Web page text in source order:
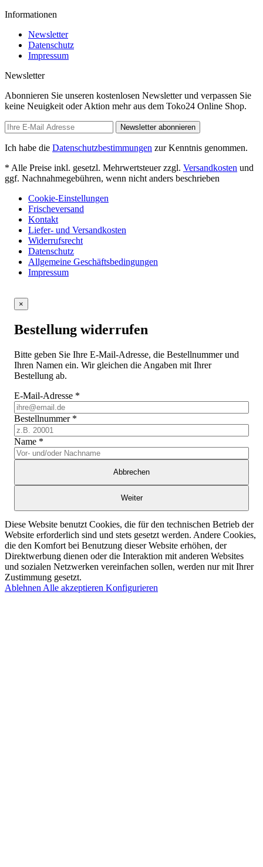
Informationen
Newsletter
Datenschutz
Impressum
Newsletter
Abonnieren Sie unseren kostenlosen Newsletter und verpassen Sie
keine Neuigkeit oder Aktion mehr aus dem Toko24 Online Shop.
Newsletter abonnieren
Ich habe die Datenschutzbestimmungen zur Kenntnis genommen.
* Alle Preise inkl. gesetzl. Mehrwertsteuer zzgl. Versandkosten und
ggf. Nachnahmegebühren, wenn nicht anders beschrieben
Cookie-Einstellungen
Frischeversand
Kontakt
Liefer- und Versandkosten
Widerrufsrecht
Datenschutz
Allgemeine Geschäftsbedingungen
Impressum
×
Bestellung widerrufen
Bitte geben Sie Ihre E-Mail-Adresse, die Bestellnummer und
Ihren Namen ein. Wir gleichen die Angaben mit Ihrer
Bestellung ab.
E-Mail-Adresse *
Bestellnummer *
Name *
Abbrechen
Weiter
Diese Website benutzt Cookies, die für den technischen Betrieb der
Website erforderlich sind und stets gesetzt werden. Andere Cookies,
die den Komfort bei Benutzung dieser Website erhöhen, der
Direktwerbung dienen oder die Interaktion mit anderen Websites
und sozialen Netzwerken vereinfachen sollen, werden nur mit Ihrer
Zustimmung gesetzt.
Ablehnen Alle akzeptieren Konfigurieren